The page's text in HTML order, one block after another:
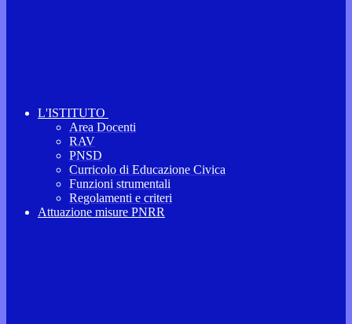
L'ISTITUTO
Area Docenti
RAV
PNSD
Curricolo di Educazione Civica
Funzioni strumentali
Regolamenti e criteri
Attuazione misure PNRR